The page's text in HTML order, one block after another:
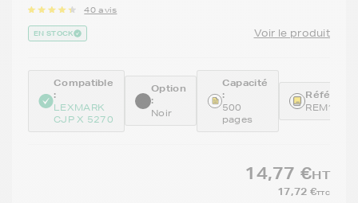
40 avis
EN STOCK Voir le produit
Compatible
:
LEXMARK
CJP X 5270
Option
:
Noir
Capacité
:
500
pages
14,77 €HT
17,72 €TTC